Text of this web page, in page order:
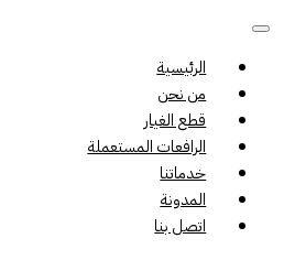
الرئيسية
من نحن
قطع الغيار
الرافعات المستعملة
خدماتنا
المدونة
اتصل بنا